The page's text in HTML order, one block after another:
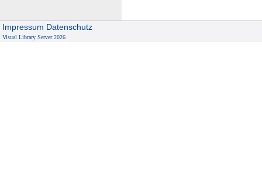
Impressum Datenschutz
Visual Library Server 2026